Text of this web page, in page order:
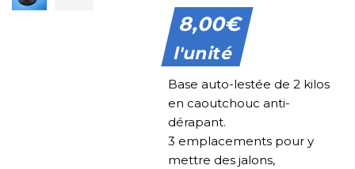
8,00€
l'unité
Base auto-lestée de 2 kilos
en caoutchouc anti-
dérapant.
3 emplacements pour y
mettre des jalons,